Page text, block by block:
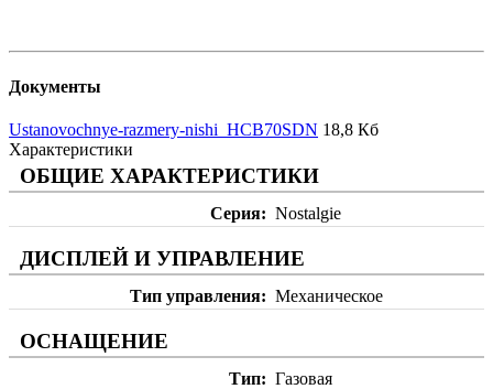
Документы
Ustanovochnye-razmery-nishi_HCB70SDN 18,8 Кб
Характеристики
ОБЩИЕ ХАРАКТЕРИСТИКИ
Серия Nostalgie
ДИСПЛЕЙ И УПРАВЛЕНИЕ
Тип управления Механическое
ОСНАЩЕНИЕ
Тип Газовая